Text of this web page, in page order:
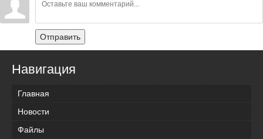
Отправить
Навигация
Главная
Новости
Файлы